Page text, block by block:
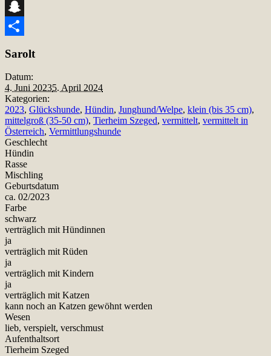
Telegram
Snapchat
Sarolt
Datum:
4. Juni 20235. April 2024
Kategorien:
2023, Glückshunde, Hündin, Junghund/Welpe, klein (bis 35 cm),
mittelgroß (35-50 cm), Tierheim Szeged, vermittelt, vermittelt in
Österreich, Vermittlungshunde
Geschlecht
Hündin
Rasse
Mischling
Geburtsdatum
ca. 02/2023
Farbe
schwarz
verträglich mit Hündinnen
ja
verträglich mit Rüden
ja
verträglich mit Kindern
ja
verträglich mit Katzen
kann noch an Katzen gewöhnt werden
Wesen
lieb, verspielt, verschmust
Aufenthaltsort
Tierheim Szeged